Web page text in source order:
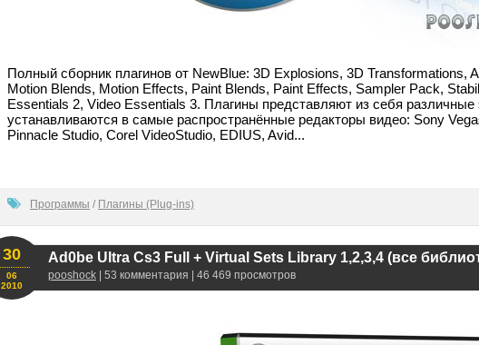
Полный сборник плагинов от NewBlue: 3D Explosions, 3D Transformations,
Motion Blends, Motion Effects, Paint Blends, Paint Effects, Sampler Pack,
Essentials 2, Video Essentials 3. Плагины представляют из себя
устанавливаются в самые распространённые редакторы видео: Sony
Pinnacle Studio, Corel VideoStudio, EDIUS, Avid...
Программы / Плагины (Plug-ins)
Ad0be Ultra Cs3 Full + Virtual Sets Library 1,2,3,4 (все
pooshock | 53 комментария | 46 469 просмотров
30
06
2010